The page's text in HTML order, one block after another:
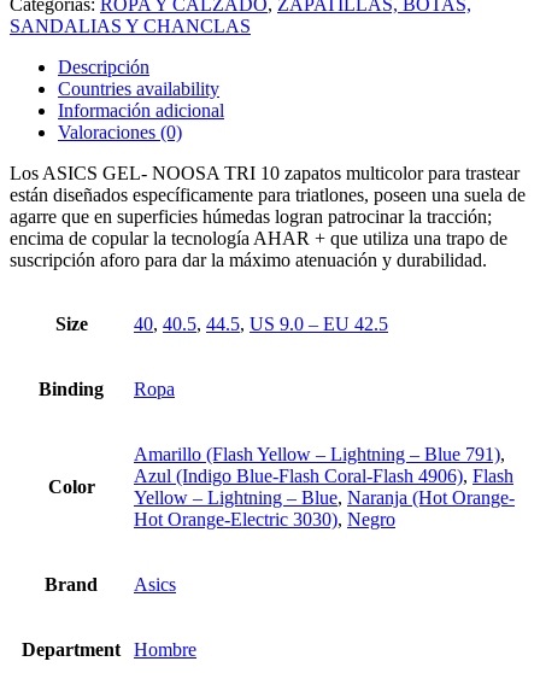
SANDALIAS Y CHANCLAS
Descripción
Countries availability
Información adicional
Valoraciones (0)
Los ASICS GEL- NOOSA TRI 10 zapatos multicolor para trastear
están diseñados específicamente para triatlones, poseen una suela de
agarre que en superficies húmedas logran patrocinar la tracción;
encima de copular la tecnología AHAR + que utiliza una trapo de
suscripción aforo para dar la máximo atenuación y durabilidad.
Size 40, 40.5, 44.5, US 9.0 – EU 42.5
Binding Ropa
Color
Amarillo (Flash Yellow – Lightning – Blue 791),
Azul (Indigo Blue-Flash Coral-Flash 4906), Flash
Yellow – Lightning – Blue, Naranja (Hot Orange-
Hot Orange-Electric 3030), Negro
Brand Asics
Department Hombre